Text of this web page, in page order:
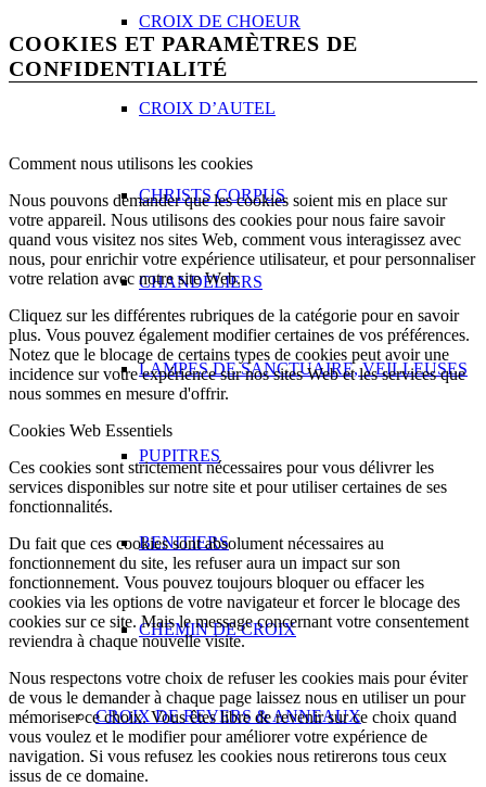
CROIX DE CHOEUR
CROIX D’AUTEL
CHRISTS CORPUS
CHANDELIERS
LAMPES DE SANCTUAIRE, VEILLEUSES
PUPITRES
BENITIERS
CHEMIN DE CROIX
CROIX DE REVERS & ANNEAUX
COOKIES ET PARAMÈTRES DE
CONFIDENTIALITÉ
Comment nous utilisons les cookies
Nous pouvons demander que les cookies soient mis en place sur
votre appareil. Nous utilisons des cookies pour nous faire savoir
quand vous visitez nos sites Web, comment vous interagissez avec
nous, pour enrichir votre expérience utilisateur, et pour personnaliser
votre relation avec notre site Web.
Cliquez sur les différentes rubriques de la catégorie pour en savoir
plus. Vous pouvez également modifier certaines de vos préférences.
Notez que le blocage de certains types de cookies peut avoir une
incidence sur votre expérience sur nos sites Web et les services que
nous sommes en mesure d'offrir.
Cookies Web Essentiels
Ces cookies sont strictement nécessaires pour vous délivrer les
services disponibles sur notre site et pour utiliser certaines de ses
fonctionnalités.
Du fait que ces cookies sont absolument nécessaires au
fonctionnement du site, les refuser aura un impact sur son
fonctionnement. Vous pouvez toujours bloquer ou effacer les
cookies via les options de votre navigateur et forcer le blocage des
cookies sur ce site. Mais le message concernant votre consentement
reviendra à chaque nouvelle visite.
Nous respectons votre choix de refuser les cookies mais pour éviter
de vous le demander à chaque page laissez nous en utiliser un pour
mémoriser ce choix. Vous êtes libre de revenir sur ce choix quand
vous voulez et le modifier pour améliorer votre expérience de
navigation. Si vous refusez les cookies nous retirerons tous ceux
issus de ce domaine.